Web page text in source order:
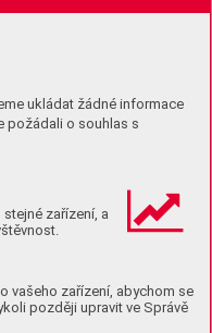
ukládat žádné informace
požádali o souhlas s
zařízení, a
vašeho zařízení, abychom se
později upravit ve Správě